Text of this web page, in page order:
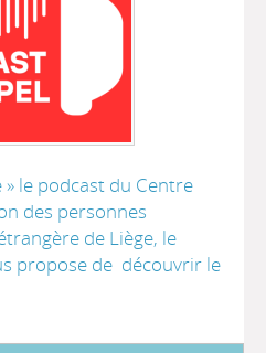
le podcast du Centre
des personnes
de Liège, le
propose de découvrir le